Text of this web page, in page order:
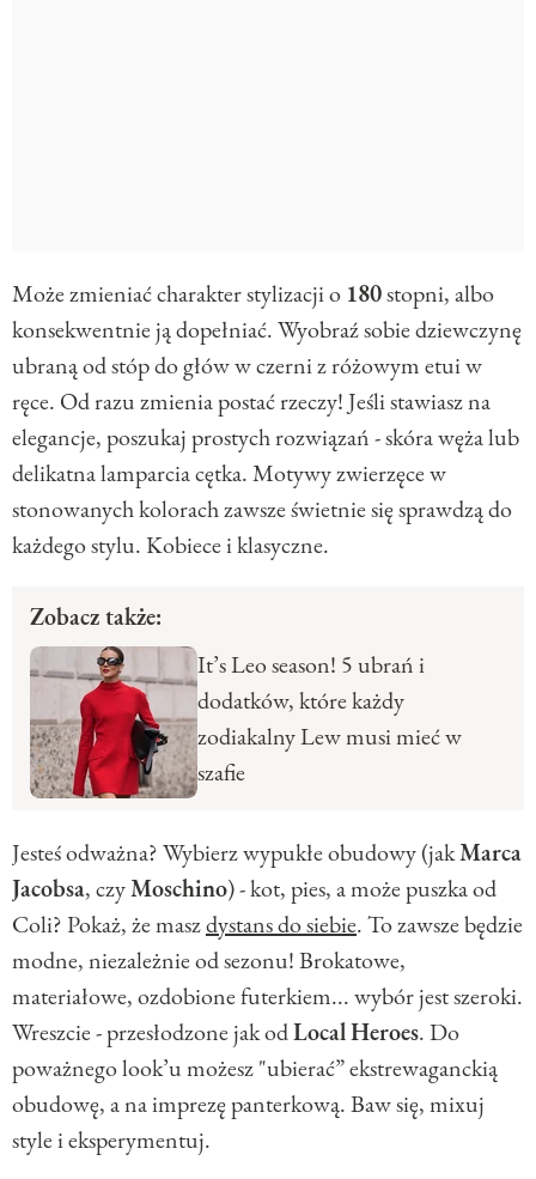
Może zmieniać charakter stylizacji o 180stopni, albo
konsekwentnie ją dopełniać. Wyobraź sobie dziewczynę
ubraną od stóp do głów w czerni z różowym etui w
ręce. Od razu zmienia postać rzeczy! Jeśli stawiasz na
elegancje, poszukaj prostych rozwiązań - skóra węża lub
delikatna lamparcia cętka. Motywy zwierzęce w
stonowanych kolorach zawsze świetnie się sprawdzą do
każdego stylu. Kobiece i klasyczne.
Zobacz także:
It’s Leo season! 5 ubrań i
dodatków, które każdy
zodiakalny Lew musi mieć w
szafie
Jesteś odważna? Wybierz wypukłe obudowy (jakMarca
Jacobsa, czyMoschino) - kot, pies, a może puszka od
Coli? Pokaż, że maszdystans do siebie. To zawsze będzie
modne, niezależnie od sezonu! Brokatowe,
materiałowe, ozdobione futerkiem... wybór jest szeroki.
Wreszcie - przesłodzone jak odLocalHeroes. Do
poważnego look’u możesz "ubierać” ekstrewaganckią
obudowę, a na imprezę panterkową. Baw się, mixuj
style i eksperymentuj.